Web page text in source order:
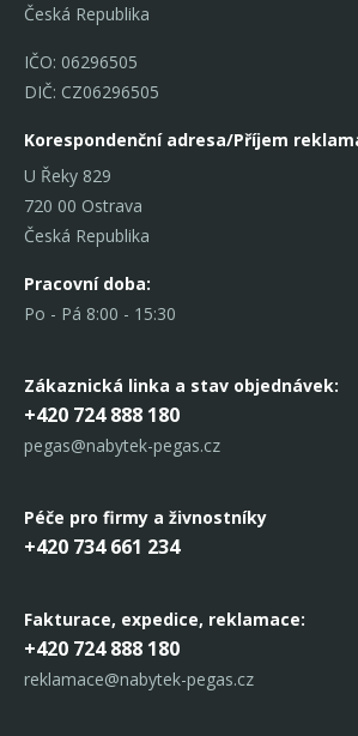
Česká Republika
IČO: 06296505
DIČ: CZ06296505
Korespondenční adresa/Příjem
U Řeky 829
720 00 Ostrava
Česká Republika
Pracovní doba:
Po - Pá 8:00 - 15:30
Zákaznická linka a stav objednávek:
+420 724 888 180
pegas@nabytek-pegas.cz
Péče pro firmy a živnostníky
+420 734 661 234
Fakturace, expedice, reklamace:
+420 724 888 180
reklamace@nabytek-pegas.cz